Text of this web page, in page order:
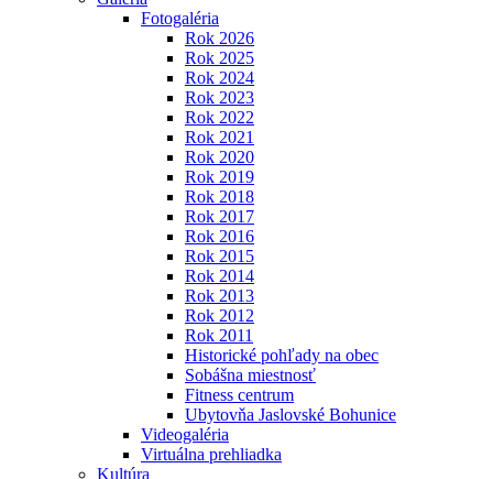
Fotogaléria
Rok 2026
Rok 2025
Rok 2024
Rok 2023
Rok 2022
Rok 2021
Rok 2020
Rok 2019
Rok 2018
Rok 2017
Rok 2016
Rok 2015
Rok 2014
Rok 2013
Rok 2012
Rok 2011
Historické pohľady na obec
Sobášna miestnosť
Fitness centrum
Ubytovňa Jaslovské Bohunice
Videogaléria
Virtuálna prehliadka
Kultúra